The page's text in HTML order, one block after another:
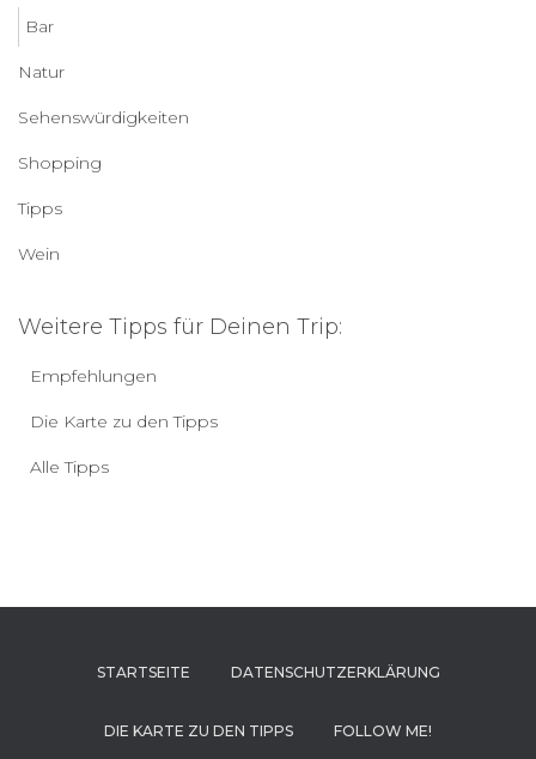
Bar
Natur
Sehenswürdigkeiten
Shopping
Tipps
Wein
Weitere Tipps für Deinen Trip:
Empfehlungen
Die Karte zu den Tipps
Alle Tipps
STARTSEITE DATENSCHUTZERKLÄRUNG
DIE KARTE ZU DEN TIPPS FOLLOW ME!